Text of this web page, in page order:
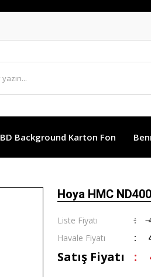
BD Background Karton Fon
Hoya HMC
Liste Fiyatı
Havale Fiyatı
Satış Fiyatı